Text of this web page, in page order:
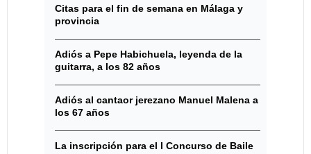
Citas para el fin de semana en Málaga y
provincia
Adiós a Pepe Habichuela, leyenda de la
guitarra, a los 82 años
Adiós al cantaor jerezano Manuel Malena a
los 67 años
La inscripción para el I Concurso de Baile